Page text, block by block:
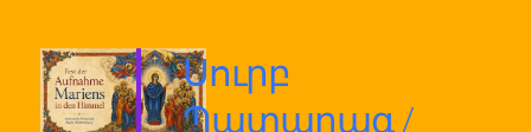
Սուրբ
Պատարագ /